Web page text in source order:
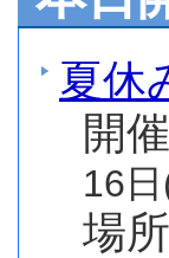
夏休
開
16
場